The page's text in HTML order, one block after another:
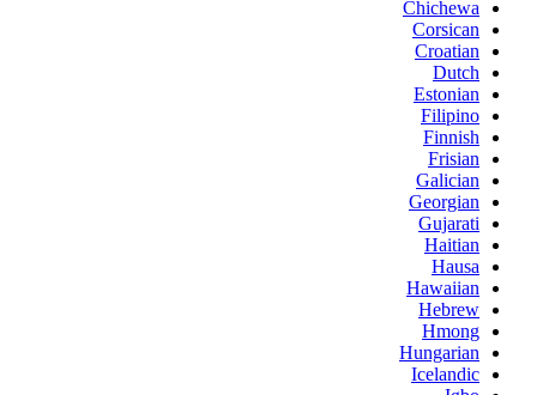
Chichewa
Corsican
Croatian
Dutch
Estonian
Filipino
Finnish
Frisian
Galician
Georgian
Gujarati
Haitian
Hausa
Hawaiian
Hebrew
Hmong
Hungarian
Icelandic